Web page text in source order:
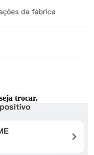
trocar.